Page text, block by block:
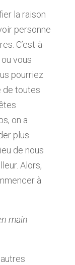
la raison
personne
C’est-à-
vous
pourriez
de toutes
on a
plus
de nous
Alors,
à
main